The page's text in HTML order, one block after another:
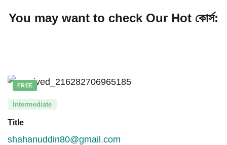
You may want to check Our Hot কোর্স:
FREE
Intermediate
Title
shahanuddin80@gmail.com